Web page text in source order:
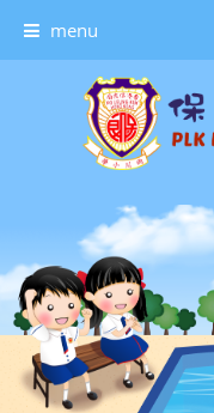
menu